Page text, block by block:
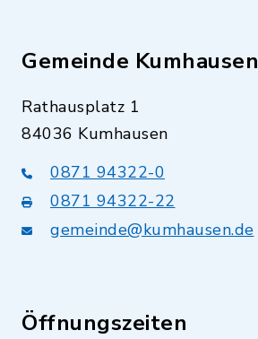
Gemeinde Kumhausen
Rathausplatz 1
84036 Kumhausen
0871 94322-0
0871 94322-22
gemeinde@kumhausen.de
Öffnungszeiten